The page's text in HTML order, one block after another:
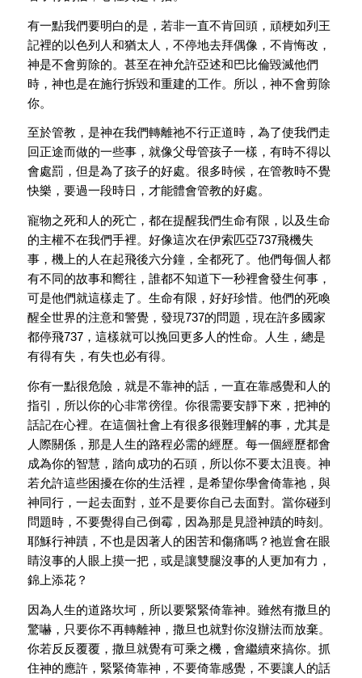
有一點我們要明白的是，若非一直不肯回頭，頑梗如列王
記裡的以色列人和猶太人，不停地去拜偶像，不肯悔改，
神是不會剪除的。甚至在神允許亞述和巴比倫毀滅他們
時，神也是在施行拆毀和重建的工作。所以，神不會剪除
你。
至於管教，是神在我們轉離祂不行正道時，為了使我們走
回正途而做的一些事，就像父母管孩子一樣，有時不得以
會處罰，但是為了孩子的好處。很多時候，在管教時不覺
快樂，要過一段時日，才能體會管教的好處。
寵物之死和人的死亡，都在提醒我們生命有限，以及生命
的主權不在我們手裡。好像這次在伊索匹亞737飛機失
事，機上的人在起飛後六分鐘，全都死了。他們每個人都
有不同的故事和嚮往，誰都不知道下一秒裡會發生何事，
可是他們就這樣走了。生命有限，好好珍惜。他們的死喚
醒全世界的注意和警覺，發現737的問題，現在許多國家
都停飛737，這樣就可以挽回更多人的性命。人生，總是
有得有失，有失也必有得。
你有一點很危險，就是不靠神的話，一直在靠感覺和人的
指引，所以你的心非常徬徨。你很需要安靜下來，把神的
話記在心裡。在這個社會上有很多很難理解的事，尤其是
人際關係，那是人生的路程必需的經歷。每一個經歷都會
成為你的智慧，踏向成功的石頭，所以你不要太沮喪。神
若允許這些困擾在你的生活裡，是希望你學會倚靠祂，與
神同行，一起去面對，並不是要你自己去面對。當你碰到
問題時，不要覺得自己倒霉，因為那是見證神蹟的時刻。
耶穌行神蹟，不也是因著人的困苦和傷痛嗎？祂豈會在眼
睛沒事的人眼上摸一把，或是讓雙腿沒事的人更加有力，
錦上添花？
因為人生的道路坎坷，所以要緊緊倚靠神。雖然有撒旦的
驚嚇，只要你不再轉離神，撒旦也就對你沒辦法而放棄。
你若反反覆覆，撒旦就覺有可乘之機，會繼續來搞你。抓
住神的應許，緊緊倚靠神，不要倚靠感覺，不要讓人的話